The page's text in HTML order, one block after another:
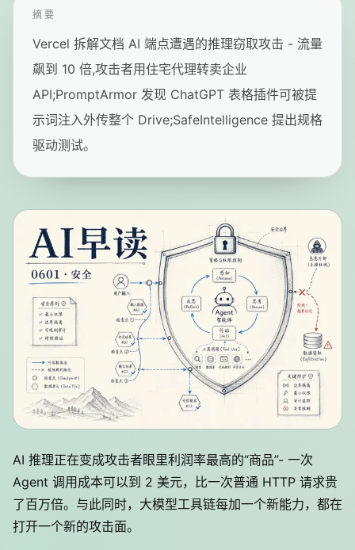
摘要
Vercel 拆解文档 AI 端点遭遇的推理窃取攻击 - 流量
飙到 10 倍,攻击者用住宅代理转卖企业
API;PromptArmor 发现 ChatGPT 表格插件可被提
示词注入外传整个 Drive;SafeIntelligence 提出规格
驱动测试。
AI 推理正在变成攻击者眼里利润率最高的“商品”- 一次
Agent 调用成本可以到 2 美元，比一次普通 HTTP 请求贵
了百万倍。与此同时，大模型工具链每加一个新能力，都在
打开一个新的攻击面。